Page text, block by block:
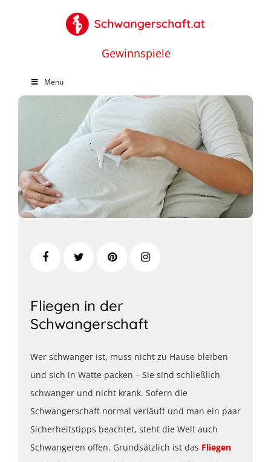
Gewinnspiele
Menu
Fliegen in der
Schwangerschaft
Wer schwanger ist, muss nicht zu Hause bleiben
und sich in Watte packen – Sie sind schließlich
schwanger und nicht krank. Sofern die
Schwangerschaft normal verläuft und man ein paar
Sicherheitstipps beachtet, steht die Welt auch
Schwangeren offen. Grundsätzlich ist das Fliegen